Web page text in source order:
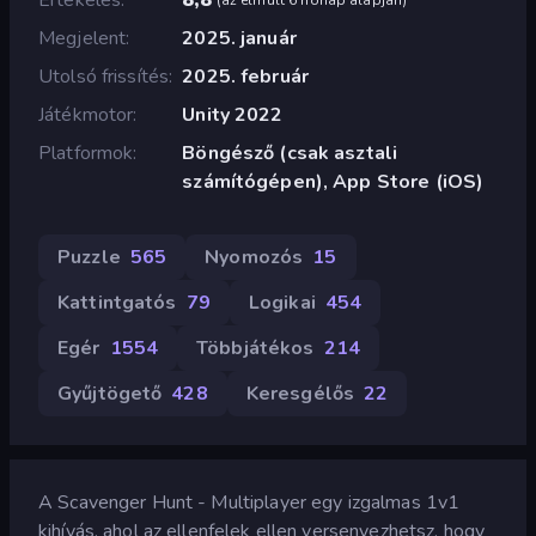
Megjelent
2025. január
Utolsó frissítés 2025. február
Játékmotor
Unity 2022
Platformok
Böngésző (csak asztali
számítógépen), App Store (iOS)
Puzzle 565 Nyomozós 15
Kattintgatós 79 Logikai 454
Egér 1554 Többjátékos 214
Gyűjtögető 428 Keresgélős 22
A Scavenger Hunt - Multiplayer egy izgalmas 1v1